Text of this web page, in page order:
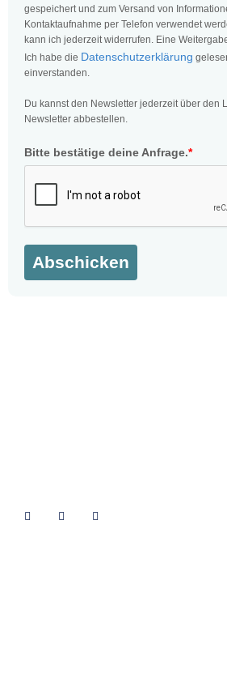
gespeichert und zum Versand von
Kontaktaufnahme per Telefon verwendet
kann ich jederzeit widerrufen. Eine
Ich habe die Datenschutzerklärung
einverstanden.
Du kannst den Newsletter jederzeit über den
Newsletter abbestellen.
Bitte bestätige deine Anfrage.*
Abschicken